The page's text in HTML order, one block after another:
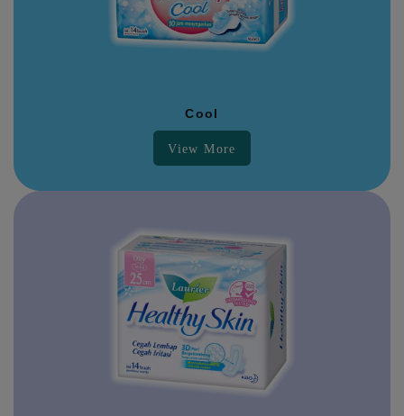
Cool
View More